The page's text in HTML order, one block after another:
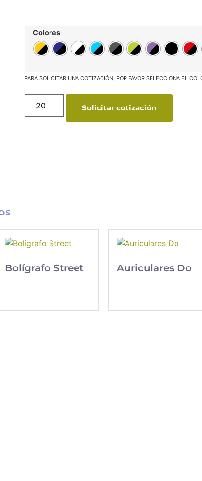
Colores
Solicitar cotización
Bolígrafo Street
Auriculares Do